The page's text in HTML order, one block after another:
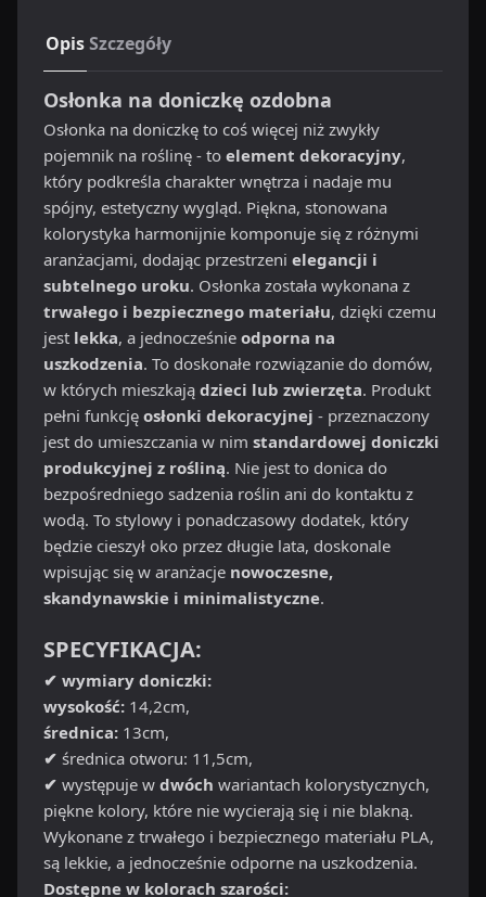
OpisSzczegóły
Osłonka na doniczkę ozdobna
Osłonka na doniczkę to coś więcej niż zwykły
pojemnik na roślinę - to element dekoracyjny,
który podkreśla charakter wnętrza i nadaje mu
spójny, estetyczny wygląd. Piękna, stonowana
kolorystyka harmonijnie komponuje się z różnymi
aranżacjami, dodając przestrzeni elegancji i
subtelnego uroku. Osłonka została wykonana z
trwałego i bezpiecznego materiału, dzięki czemu
jest lekka, a jednocześnie odporna na
uszkodzenia. To doskonałe rozwiązanie do domów,
w których mieszkają dzieci lub zwierzęta. Produkt
pełni funkcję osłonki dekoracyjnej - przeznaczony
jest do umieszczania w nim standardowej doniczki
produkcyjnej z rośliną. Nie jest to donica do
bezpośredniego sadzenia roślin ani do kontaktu z
wodą. To stylowy i ponadczasowy dodatek, który
będzie cieszył oko przez długie lata, doskonale
wpisując się w aranżacje nowoczesne,
skandynawskie i minimalistyczne.
SPECYFIKACJA:
✔ wymiary doniczki:
wysokość: 14,2cm,
średnica: 13cm,
✔ średnica otworu: 11,5cm,
✔ występuje w dwóch wariantach kolorystycznych,
piękne kolory, które nie wycierają się i nie blakną.
Wykonane z trwałego i bezpiecznego materiału PLA,
są lekkie, a jednocześnie odporne na uszkodzenia.
Dostępne w kolorach szarości: